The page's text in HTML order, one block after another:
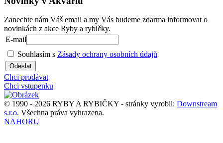
Zanechte nám Váš email a my Vás budeme zdarma informovat o
novinkách z akce Ryby a rybičky.
E-mail
Souhlasím s Zásady ochrany osobních údajů
Odeslat
Chci prodávat
Chci vstupenku
© 1990 - 2026 RYBY A RYBIČKY - stránky vyrobil: Downstream
s.r.o. Všechna práva vyhrazena.
NAHORU